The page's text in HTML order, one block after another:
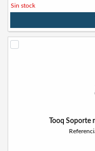
Sin stock
Tooq Soporte